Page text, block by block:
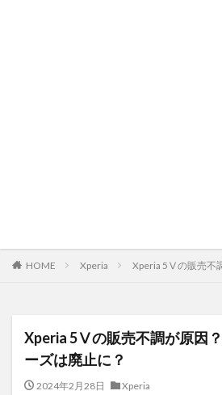
HOME Xperia Xperia 5Ⅴの販売不
Xperia 5Ⅴの販売不調が原因
ーズは廃止に？
2024年2月28日 Xperia